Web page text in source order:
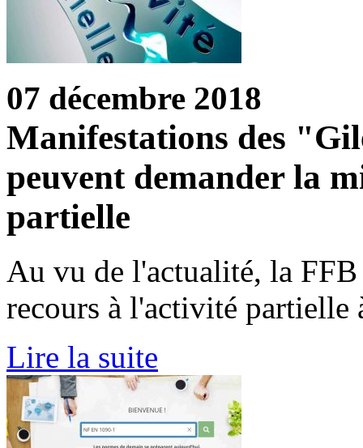
07 décembre 2018
Manifestations des
peuvent demander la
partielle
Au vu de l'actualité, la FFB
recours à l'activité partielle
Lire la suite